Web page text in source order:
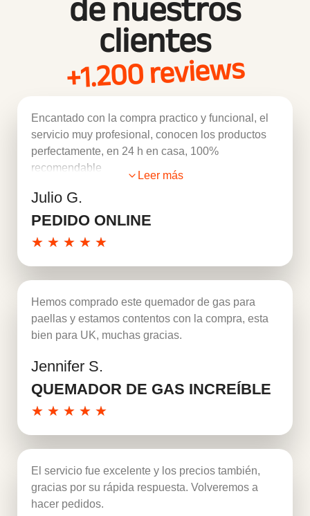
clientes
+1.200 reviews
Encantado con la compra practico y funcional, el
servicio muy profesional, conocen los productos
perfectamente, en 24 h en casa, 100%
recomendable
Leer más
Julio G.
PEDIDO ONLINE
★ ★ ★ ★ ★
Hemos comprado este quemador de gas para
paellas y estamos contentos con la compra, esta
bien para UK, muchas gracias.
Jennifer S.
QUEMADOR DE GAS INCREÍBLE
★ ★ ★ ★ ★
El servicio fue excelente y los precios también,
gracias por su rápida respuesta. Volveremos a
hacer pedidos.